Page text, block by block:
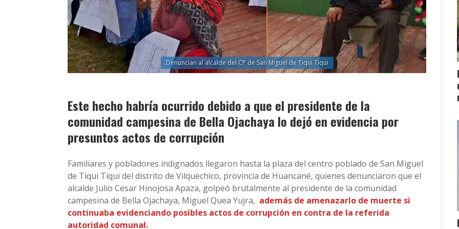
Denuncian al alcalde del CP de San Miguel de Tiqui Tiqui
Este hecho habría ocurrido debido a que el presidente de la
comunidad campesina de Bella Ojachaya lo dejó en evidencia por
presuntos actos de corrupción
Familiares y pobladores indignados llegaron hasta la plaza del centro poblado de San Miguel
de Tiqui Tiqui del distrito de Vilquechico, provincia de Huancané, quienes denunciaron que el
alcalde Julio Cesar Hinojosa Apaza, golpeó brutalmente al presidente de la comunidad
campesina de Bella Ojachaya, Miguel Quea Yujra, además de amenazarlo de muerte si
continuaba evidenciando posibles actos de corrupción en contra de la referida
autoridad comunal.